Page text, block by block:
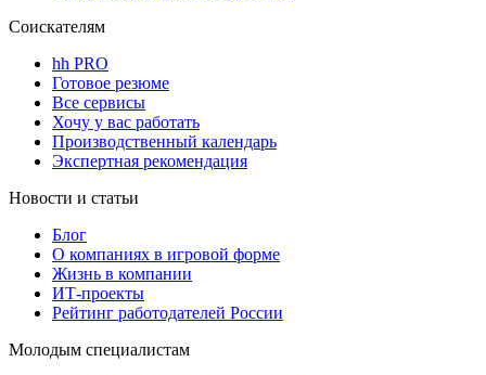
Соискателям
hh PRO
Готовое резюме
Все сервисы
Хочу у вас работать
Производственный календарь
Экспертная рекомендация
Новости и статьи
Блог
О компаниях в игровой форме
Жизнь в компании
ИТ-проекты
Рейтинг работодателей России
Молодым специалистам